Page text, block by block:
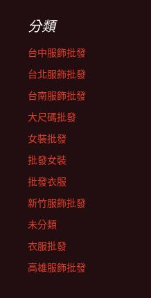
分類
台中服飾批發
台北服飾批發
台南服飾批發
大尺碼批發
女裝批發
批發女裝
批發衣服
新竹服飾批發
未分類
衣服批發
高雄服飾批發